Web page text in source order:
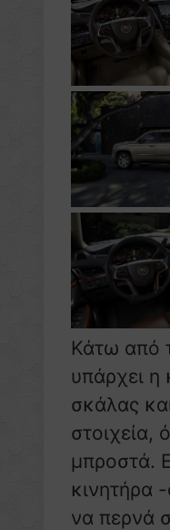
Κάτω από
υπάρχει η
σκάλας
στοιχεία,
μπροστά.
κινητήρα
να περνά